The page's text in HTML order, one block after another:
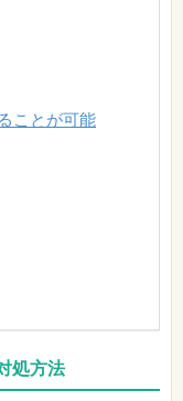
ことが可能
処方法